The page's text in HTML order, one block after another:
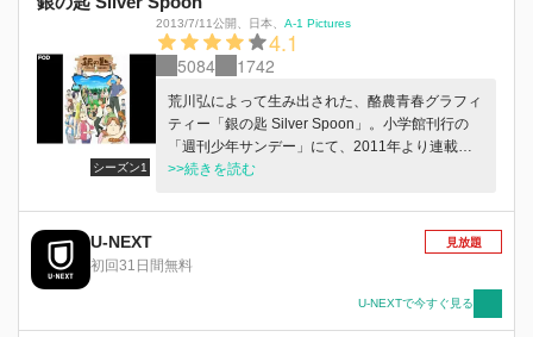
シーズン1
2013/7/11公開 日本 A-1 Pictures
4.1
5084 1742
荒川弘によって生み出された、酪農青春グラフィ
ティー「銀の匙 Silver Spoon」。小学館刊行の
「週刊少年サンデー」にて、2011年より連載が
開始し、現在も好評連載中の本作。進学校での激
吾が、「寮があるから。」という理由で入学した
大蝦夷農業高等学校（通称：エゾノー）で“仲
間”との出会いや、“農業”や“酪農”の体験を通じて
実際はあまり認知されていない、“ファンタジ
ー”にも見える世界でのリアルな出来事が新鮮な
>>続きを読む
U-NEXT
初回31日間無料
見放題
U-NEXTで今すぐ見る